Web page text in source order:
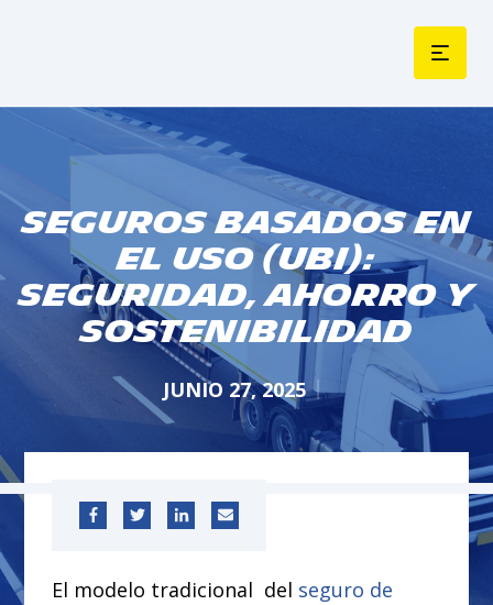
Seguros Basados en
el Uso (UBI):
Seguridad, Ahorro y
Sostenibilidad
JUNIO 27, 2025
El modelo tradicional del seguro de